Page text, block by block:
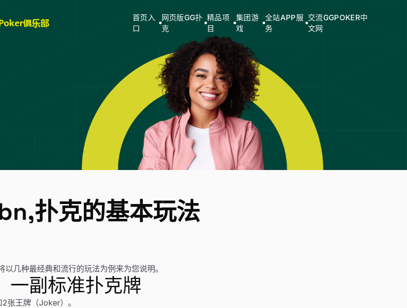
首页入
口
网页版GG扑
克
精品项
目
集团游
戏
全站APP服
务
交流GGPOKER中
文网
扑克的基本玩法
几种最经典和流行的玩法为例来为您说明。
一副标准扑克牌
张王牌（Joker）。